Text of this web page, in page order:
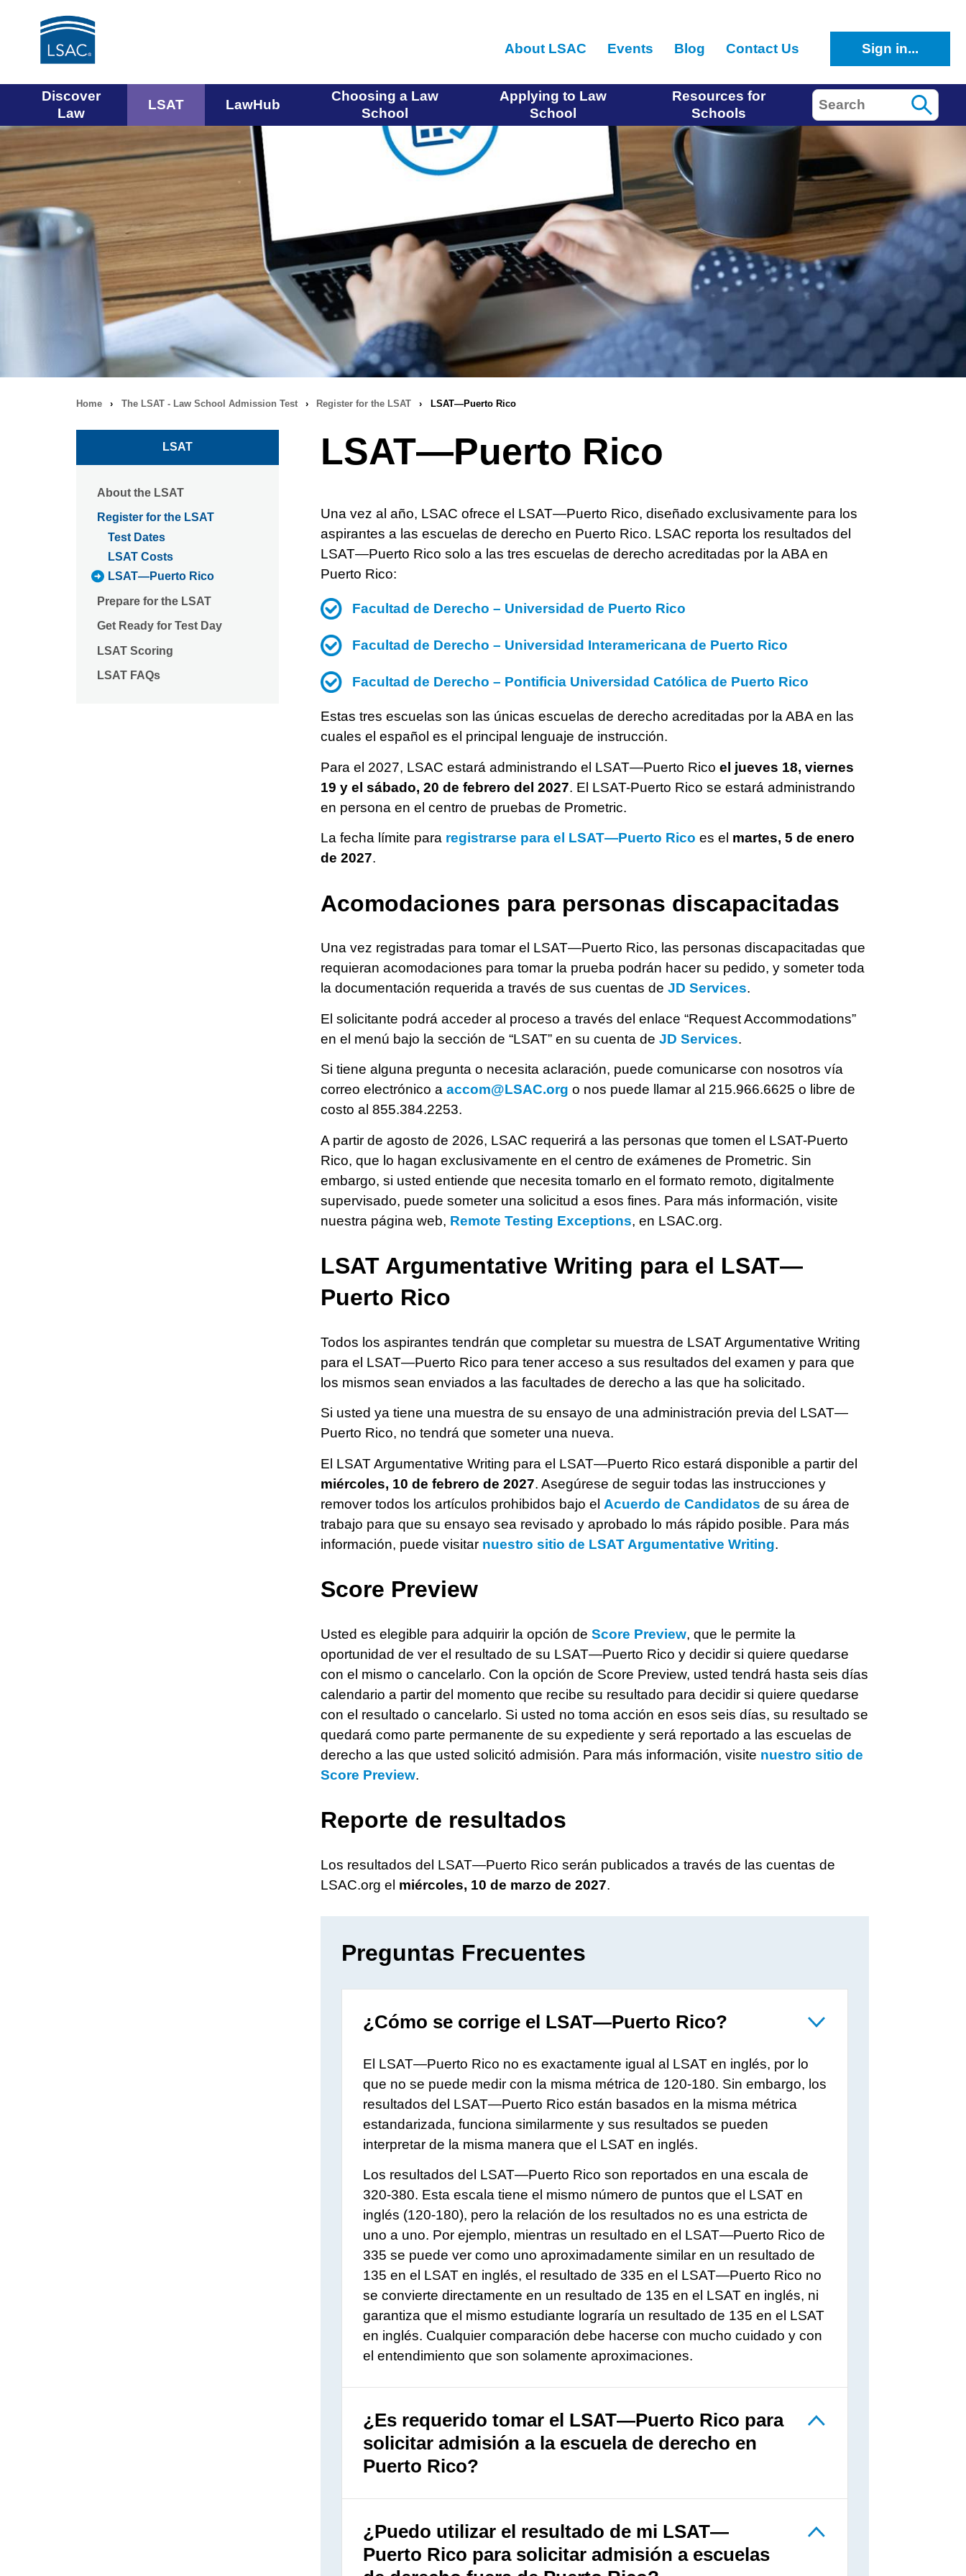
main
About LSAC Events Blog Contact Us Sign in...
Main
navigation
menu
Discover
Law
LSAT LawHub
Choosing a Law
School
Applying to Law
School
Resources for
Schools
Search
Breadcrumb
navigation
Home › The LSAT - Law School Admission Test › Register for the LSAT › LSAT—Puerto Rico
LSAT—Puerto Rico
Una vez al año, LSAC ofrece el LSAT—Puerto Rico, diseñado exclusivamente para los
aspirantes a las escuelas de derecho en Puerto Rico. LSAC reporta los resultados del
LSAT—Puerto Rico solo a las tres escuelas de derecho acreditadas por la ABA en
Puerto Rico:
Facultad de Derecho – Universidad de Puerto Rico
Facultad de Derecho – Universidad Interamericana de Puerto Rico
Facultad de Derecho – Pontificia Universidad Católica de Puerto Rico
Estas tres escuelas son las únicas escuelas de derecho acreditadas por la ABA en las
cuales el español es el principal lenguaje de instrucción.
Para el 2027, LSAC estará administrando el LSAT—Puerto Rico el jueves 18, viernes
19 y el sábado, 20 de febrero del 2027. El LSAT-Puerto Rico se estará administrando
en persona en el centro de pruebas de Prometric.
La fecha límite para registrarse para el LSAT—Puerto Rico es el martes, 5 de enero
de 2027.
Acomodaciones para personas discapacitadas
Una vez registradas para tomar el LSAT—Puerto Rico, las personas discapacitadas que
requieran acomodaciones para tomar la prueba podrán hacer su pedido, y someter toda
la documentación requerida a través de sus cuentas de JD Services.
El solicitante podrá acceder al proceso a través del enlace “Request Accommodations”
en el menú bajo la sección de “LSAT” en su cuenta de JD Services.
Si tiene alguna pregunta o necesita aclaración, puede comunicarse con nosotros vía
correo electrónico a accom@LSAC.org o nos puede llamar al 215.966.6625 o libre de
costo al 855.384.2253.
A partir de agosto de 2026, LSAC requerirá a las personas que tomen el LSAT-Puerto
Rico, que lo hagan exclusivamente en el centro de exámenes de Prometric. Sin
embargo, si usted entiende que necesita tomarlo en el formato remoto, digitalmente
supervisado, puede someter una solicitud a esos fines. Para más información, visite
nuestra página web, Remote Testing Exceptions, en LSAC.org.
LSAT Argumentative Writing para el LSAT—
Puerto Rico
Todos los aspirantes tendrán que completar su muestra de LSAT Argumentative Writing
para el LSAT—Puerto Rico para tener acceso a sus resultados del examen y para que
los mismos sean enviados a las facultades de derecho a las que ha solicitado.
Si usted ya tiene una muestra de su ensayo de una administración previa del LSAT—
Puerto Rico, no tendrá que someter una nueva.
El LSAT Argumentative Writing para el LSAT—Puerto Rico estará disponible a partir del
miércoles, 10 de febrero de 2027. Asegúrese de seguir todas las instrucciones y
remover todos los artículos prohibidos bajo el Acuerdo de Candidatos de su área de
trabajo para que su ensayo sea revisado y aprobado lo más rápido posible. Para más
información, puede visitar nuestro sitio de LSAT Argumentative Writing.
Score Preview
Usted es elegible para adquirir la opción de Score Preview, que le permite la
oportunidad de ver el resultado de su LSAT—Puerto Rico y decidir si quiere quedarse
con el mismo o cancelarlo. Con la opción de Score Preview, usted tendrá hasta seis días
calendario a partir del momento que recibe su resultado para decidir si quiere quedarse
con el resultado o cancelarlo. Si usted no toma acción en esos seis días, su resultado se
quedará como parte permanente de su expediente y será reportado a las escuelas de
derecho a las que usted solicitó admisión. Para más información, visite nuestro sitio de
Score Preview.
Reporte de resultados
Los resultados del LSAT—Puerto Rico serán publicados a través de las cuentas de
LSAC.org el miércoles, 10 de marzo de 2027.
Preguntas Frecuentes
¿Cómo se corrige el LSAT—Puerto Rico?
El LSAT—Puerto Rico no es exactamente igual al LSAT en inglés, por lo
que no se puede medir con la misma métrica de 120-180. Sin embargo, los
resultados del LSAT—Puerto Rico están basados en la misma métrica
estandarizada, funciona similarmente y sus resultados se pueden
interpretar de la misma manera que el LSAT en inglés.
Los resultados del LSAT—Puerto Rico son reportados en una escala de
320-380. Esta escala tiene el mismo número de puntos que el LSAT en
inglés (120-180), pero la relación de los resultados no es una estricta de
uno a uno. Por ejemplo, mientras un resultado en el LSAT—Puerto Rico de
335 se puede ver como uno aproximadamente similar en un resultado de
135 en el LSAT en inglés, el resultado de 335 en el LSAT—Puerto Rico no
se convierte directamente en un resultado de 135 en el LSAT en inglés, ni
garantiza que el mismo estudiante lograría un resultado de 135 en el LSAT
en inglés. Cualquier comparación debe hacerse con mucho cuidado y con
el entendimiento que son solamente aproximaciones.
¿Es requerido tomar el LSAT—Puerto Rico para
solicitar admisión a la escuela de derecho en
Puerto Rico?
¿Puedo utilizar el resultado de mi LSAT—
Puerto Rico para solicitar admisión a escuelas
LSAT
About the LSAT
Register for the LSAT
Test Dates
LSAT Costs
LSAT—Puerto Rico
Prepare for the LSAT
Get Ready for Test Day
LSAT Scoring
LSAT FAQs